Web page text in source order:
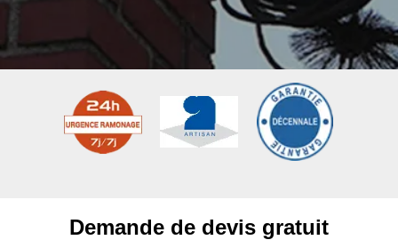
Demande de devis gratuit